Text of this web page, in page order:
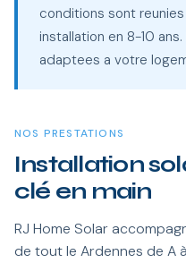
conditions sont
installation en 8-10
adaptees a votre
NOS PRESTATIONS
Installation
clé en main
RJ Home Solar
de tout le Ardennes de A